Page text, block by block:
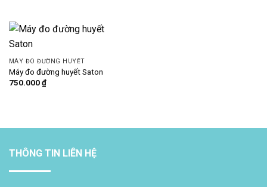
MÁY ĐO ĐƯỜNG HUYẾT
Máy đo đường huyết Saton
750.000₫
THÔNG TIN LIÊN HỆ